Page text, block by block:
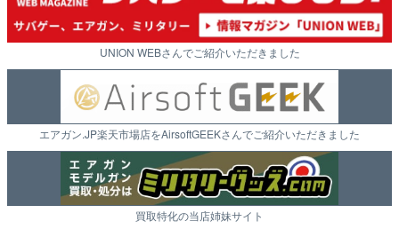
UNION WEBさんでご紹介いただきました
エアガン.JP楽天市場店をAirsoftGEEKさんでご紹介いただきました
買取特化の当店姉妹サイト